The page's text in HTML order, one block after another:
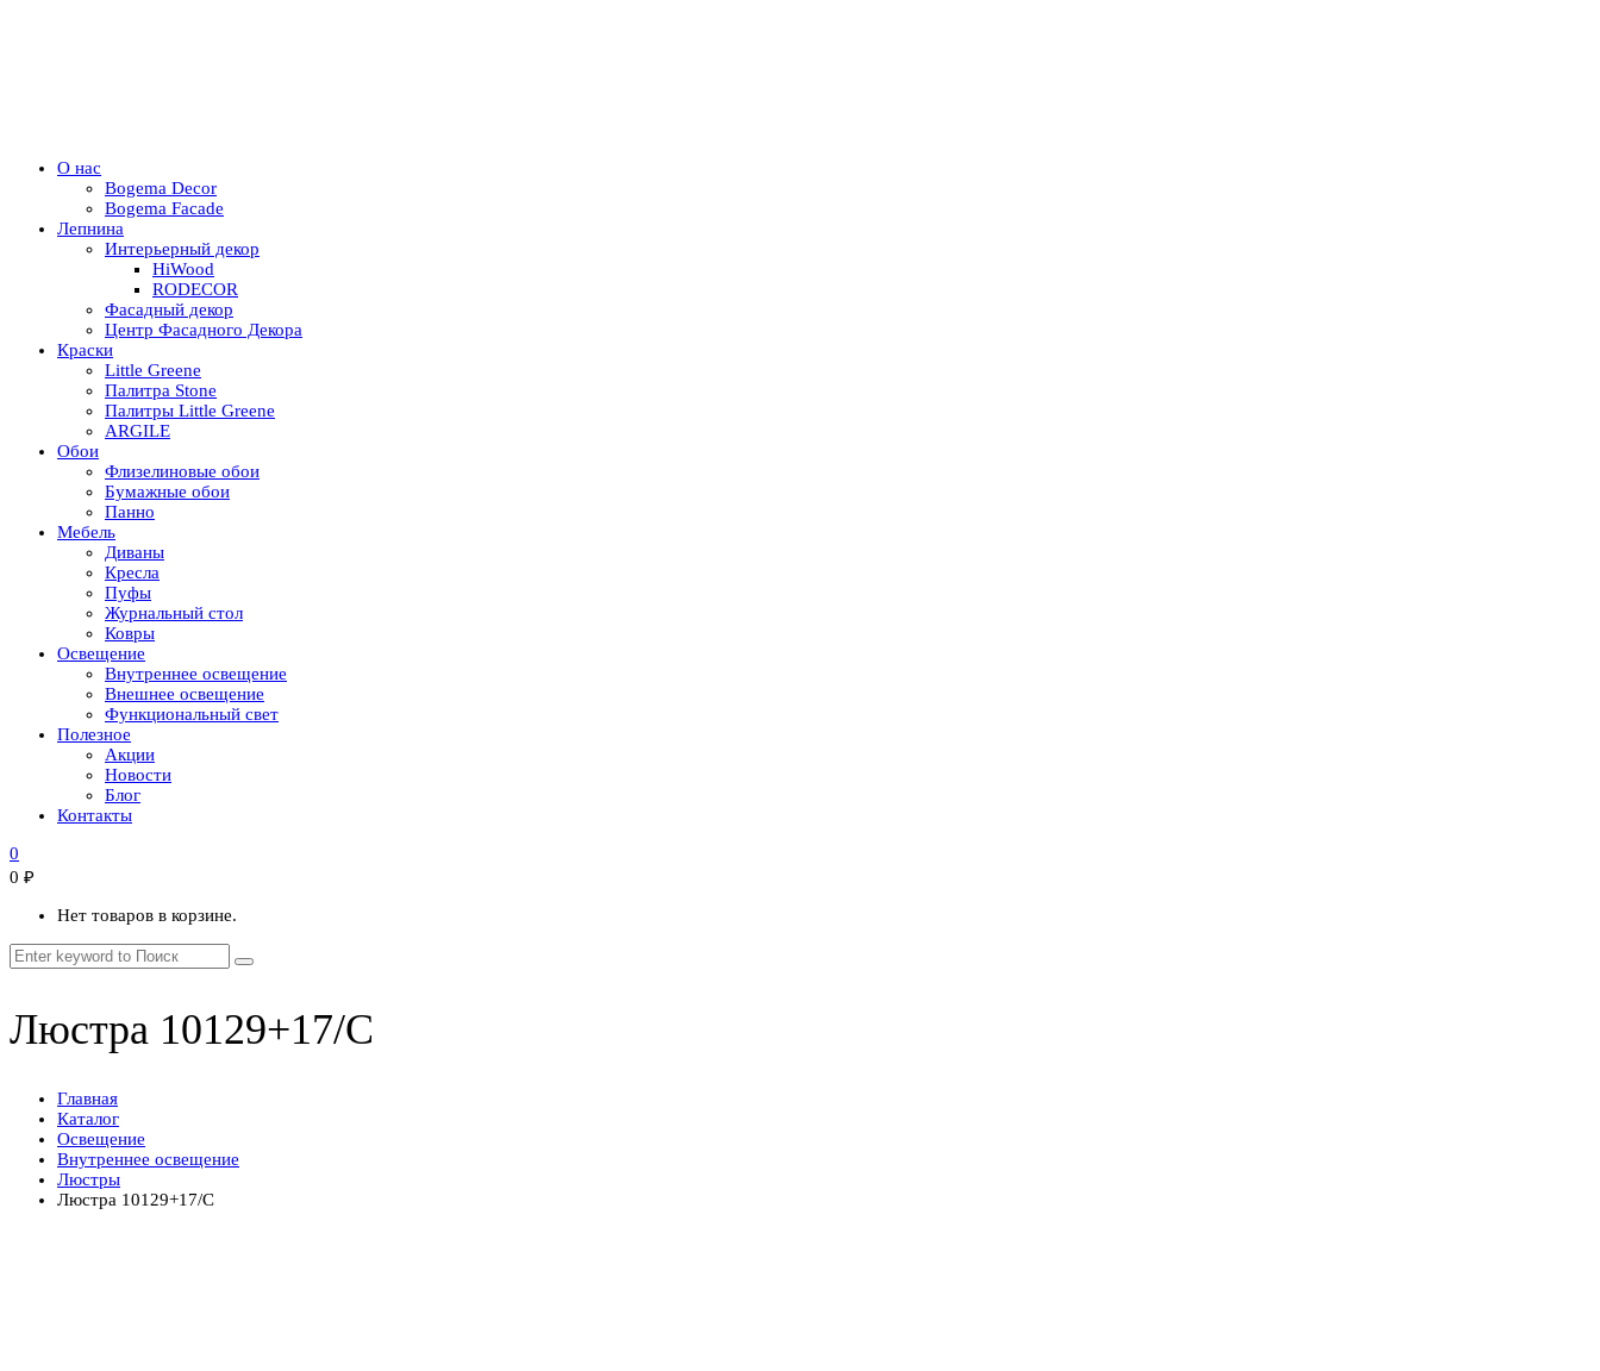
О нас
Bogema Decor
Bogema Facade
Лепнина
Интерьерный декор
HiWood
RODECOR
Фасадный декор
Центр Фасадного Декора
Краски
Little Greene
Палитра Stone
Палитры Little Greene
ARGILE
Обои
Флизелиновые обои
Бумажные обои
Панно
Мебель
Диваны
Кресла
Пуфы
Журнальный стол
Ковры
Освещение
Внутреннее освещение
Внешнее освещение
Функциональный свет
Полезное
Акции
Новости
Блог
Контакты
0
0 ₽
Нет товаров в корзине.
Люстра 10129+17/C
Главная
Каталог
Освещение
Внутреннее освещение
Люстры
Люстра 10129+17/C